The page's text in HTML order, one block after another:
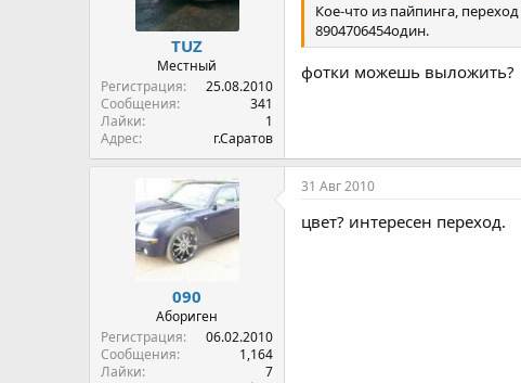
TUZ
Местный
Регистрация
25.08.2010
Сообщения
341
Лайки
1
Адрес
г.Саратов
Кое-что из пайпинга,
8904706454один.
фотки можешь выложить?
090
Абориген
Регистрация
06.02.2010
Сообщения
1,164
Лайки
7
31 Авг 2010
цвет? интересен переход.